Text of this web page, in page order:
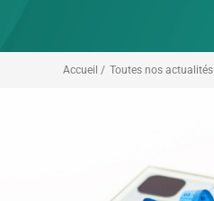
Accueil / Toutes nos actualités